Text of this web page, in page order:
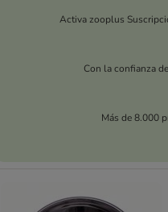
Activa zooplus
Con la confianza
Más de 8.000